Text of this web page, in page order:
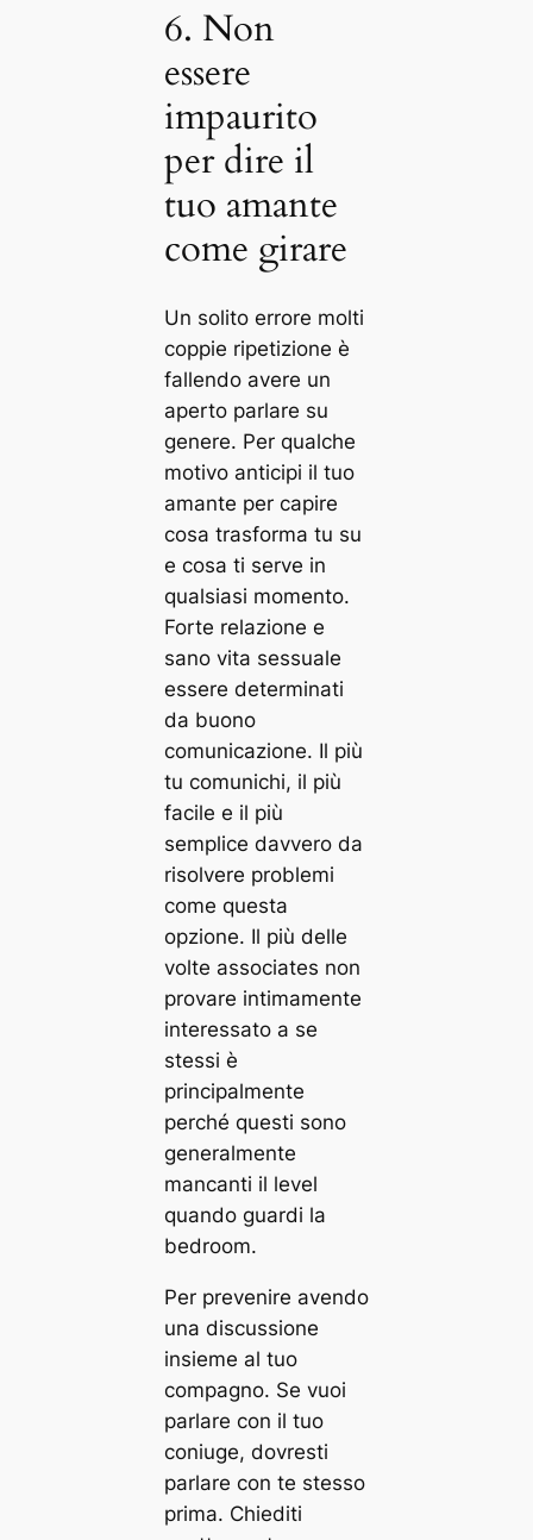
6. Non
essere
impaurito
per dire il
tuo amante
come girare
Un solito errore molti
coppie ripetizione è
fallendo avere un
aperto parlare su
genere. Per qualche
motivo anticipi il tuo
amante per capire
cosa trasforma tu su
e cosa ti serve in
qualsiasi momento.
Forte relazione e
sano vita sessuale
essere determinati
da buono
comunicazione. Il più
tu comunichi, il più
facile e il più
semplice davvero da
risolvere problemi
come questa
opzione. Il più delle
volte associates non
provare intimamente
interessato a se
stessi è
principalmente
perché questi sono
generalmente
mancanti il level
quando guardi la
bedroom.
Per prevenire avendo
una discussione
insieme al tuo
compagno. Se vuoi
parlare con il tuo
coniuge, dovresti
parlare con te stesso
prima. Chiediti